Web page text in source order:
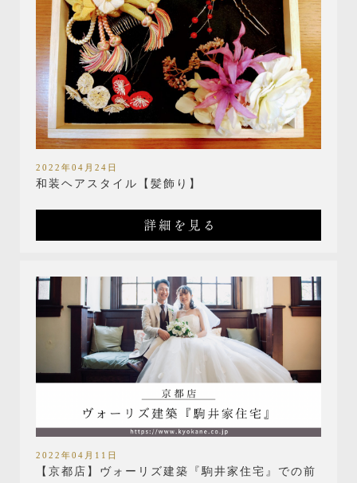
2022年04月24日
和装ヘアスタイル【髪飾り】
2022年04月11日
【京都店】ヴォーリズ建築『駒井家住宅』での前